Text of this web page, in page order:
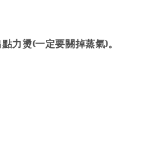
燙(一定要關掉蒸氣)。